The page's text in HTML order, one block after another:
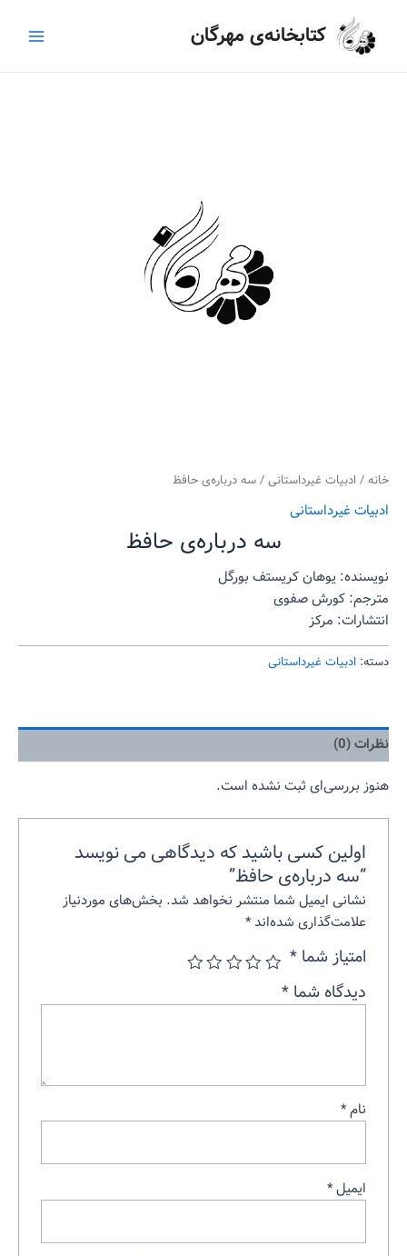
کتابخانه‌ی مهرگان
Menu
خانه/ ادبیات غیرداستانی/ سه درباره‌ی حافظ
ادبیات غیرداستانی
سه درباره‌ی حافظ
نویسنده: یوهان کریستف بورگل
مترجم: کورش صفوی
انتشارات: مرکز
دسته: ادبیات غیرداستانی
نظرات (0)
هنوز بررسی‌ای ثبت نشده است.
اولین کسی باشید که دیدگاهی می نویسد
“سه درباره‌ی حافظ”
نشانی ایمیل شما منتشر نخواهد شد. بخش‌های موردنیاز
علامت‌گذاری شده‌اند*
امتیاز شما*
دیدگاه شما*
نام*
ایمیل*